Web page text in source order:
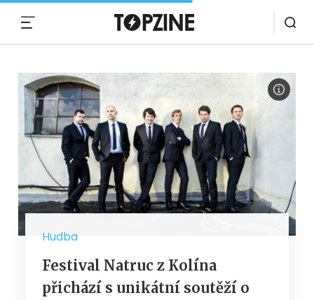
Hudba
Festival Natruc z Kolína
přichází s unikátní soutěží o